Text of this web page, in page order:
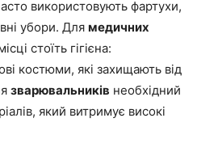
використовують фартухи,
убори. Для медичних
стоїть гігієна:
костюми, які захищають від
зварювальників необхідний
який витримує високі